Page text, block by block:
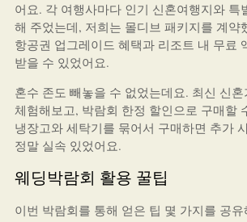
어요. 각 여행사마다 인기 신혼여행지와 특
해 주었는데, 저희는 몰디브 패키지를 계약
항공권 업그레이드 혜택과 리조트 내 무료
받을 수 있었어요.
혼수 존도 빼놓을 수 없었는데요. 최신 신
체험해보고, 박람회 한정 할인으로 구매할
냉장고와 세탁기를 묶어서 구매하면 추가
정말 실속 있었어요.
웨딩박람회 활용 꿀팁
이번 박람회를 통해 얻은 팁 몇 가지를 공